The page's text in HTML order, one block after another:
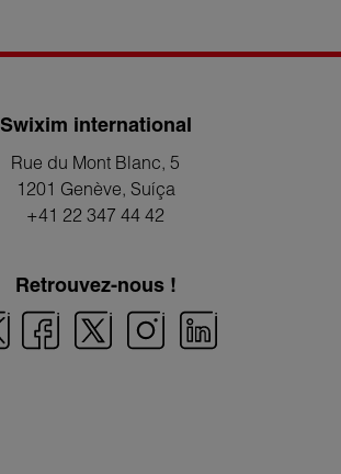
Swixim international
Rue du Mont Blanc, 5
1201 Genève, Suíça
+41 22 347 44 42
Retrouvez-nous !